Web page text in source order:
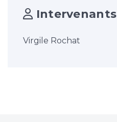
Intervenants
Virgile Rochat